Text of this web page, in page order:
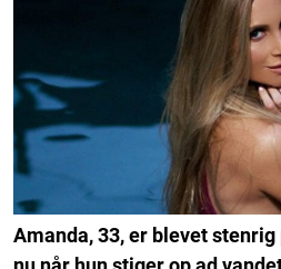
Amanda, 33, er blevet